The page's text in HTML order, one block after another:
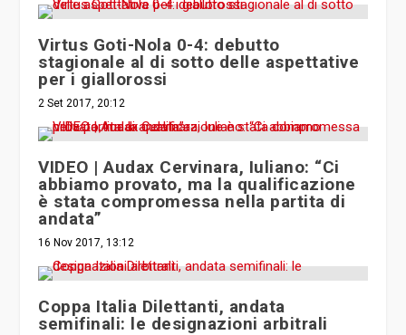
Virtus Goti-Nola 0-4: debutto
stagionale al di sotto delle aspettative
per i giallorossi
2 Set 2017, 20:12
VIDEO | Audax Cervinara, Iuliano: “Ci
abbiamo provato, ma la qualificazione
è stata compromessa nella partita di
andata”
16 Nov 2017, 13:12
Coppa Italia Dilettanti, andata
semifinali: le designazioni arbitrali